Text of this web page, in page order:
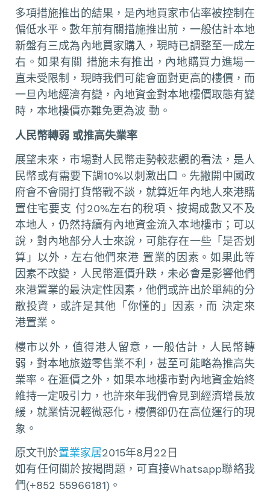
多項措施推出的結果，是內地買家市佔率被控制在
偏低水平。數年前有關措施推出前，一般估計本地
新盤有三成為內地買家購入，現時已調整至一成左
右。如果有關 措施未有推出，內地購買力進場一
直未受限制，現時我們可能會面對更高的樓價，而
一旦內地經濟有變，內地資金對本地樓價取態有變
時，本地樓價亦難免更為波 動。
人民幣轉弱 或推高失業率
展望未來，市場對人民幣走勢較悲觀的看法，是人
民幣或有需要下調10%以刺激出口。先撇開中國政
府會不會開打貨幣戰不談，就算近年內地人來港購
置住宅要支 付20%左右的稅項、按揭成數又不及
本地人，仍然持續有內地資金流入本地樓市；可以
說，對內地部分人士來說，可能存在一些「是否划
算」以外，左右他們來港 置業的因素。如果此等
因素不改變，人民幣滙價升跌，未必會是影響他們
來港置業的最決定性因素，他們或許出於單純的分
散投資，或許是其他「你懂的」因素，而 決定來
港置業。
樓市以外，值得港人留意，一般估計，人民幣轉
弱，對本地旅遊零售業不利，甚至可能略為推高失
業率。在滙價之外，如果本地樓市對內地資金始終
維持一定吸引力，也許來年我們會見到經濟增長放
緩，就業情況輕微惡化，樓價卻仍在高位運行的現
象。
原文刊於置業家居2015年8月22日
如有任何關於按揭問題，可直接Whatsapp聯絡我
們(+852 55966181)。